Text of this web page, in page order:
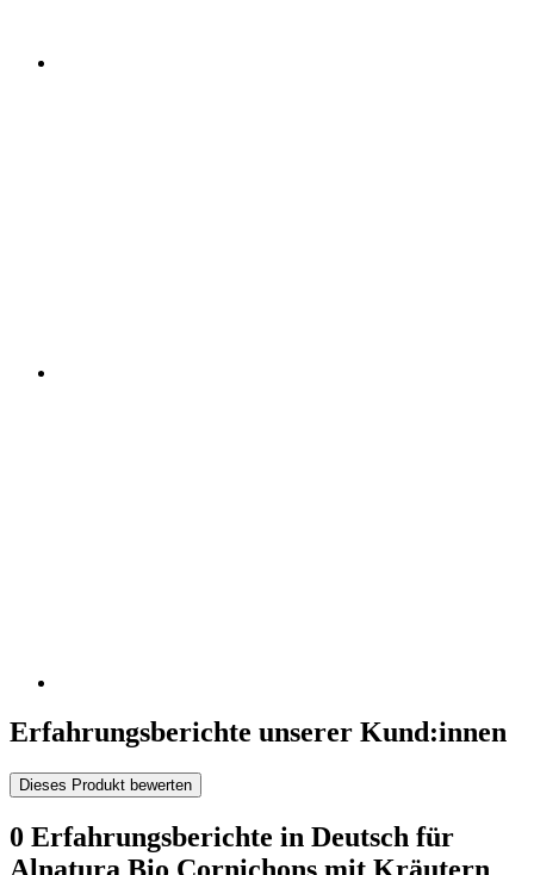
Erfahrungsberichte unserer Kund:innen
Dieses Produkt bewerten
0 Erfahrungsberichte in Deutsch für